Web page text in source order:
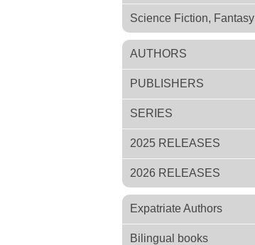
Science Fiction, Fantasy
AUTHORS
PUBLISHERS
SERIES
2025 RELEASES
2026 RELEASES
Expatriate Authors
Bilingual books